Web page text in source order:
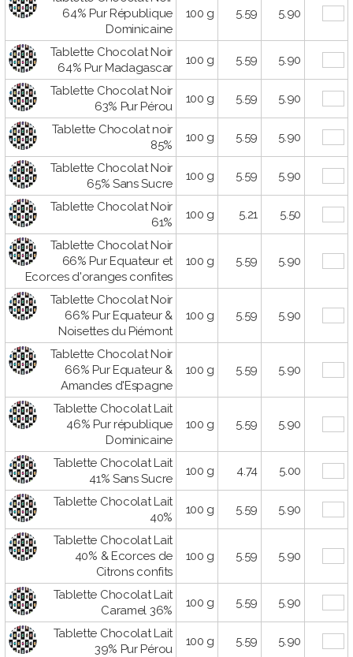
64% Pur République
Dominicaine
100 g 5.59 5.90
Tablette Chocolat Noir
64% Pur Madagascar
100 g 5.59 5.90
Tablette Chocolat Noir
63% Pur Pérou
100 g 5.59 5.90
Tablette Chocolat noir
85%
100 g 5.59 5.90
Tablette Chocolat Noir
65% Sans Sucre
100 g 5.59 5.90
Tablette Chocolat Noir
61%
100 g 5.21 5.50
Tablette Chocolat Noir
66% Pur Equateur et
Ecorces d'oranges confites
100 g 5.59 5.90
Tablette Chocolat Noir
66% Pur Equateur &
Noisettes du Piémont
100 g 5.59 5.90
Tablette Chocolat Noir
66% Pur Equateur &
Amandes d'Espagne
100 g 5.59 5.90
Tablette Chocolat Lait
46% Pur république
Dominicaine
100 g 5.59 5.90
Tablette Chocolat Lait
41% Sans Sucre
100 g 4.74 5.00
Tablette Chocolat Lait
40%
100 g 5.59 5.90
Tablette Chocolat Lait
40% & Ecorces de
Citrons confits
100 g 5.59 5.90
Tablette Chocolat Lait
Caramel 36%
100 g 5.59 5.90
Tablette Chocolat Lait
39% Pur Pérou
100 g 5.59 5.90